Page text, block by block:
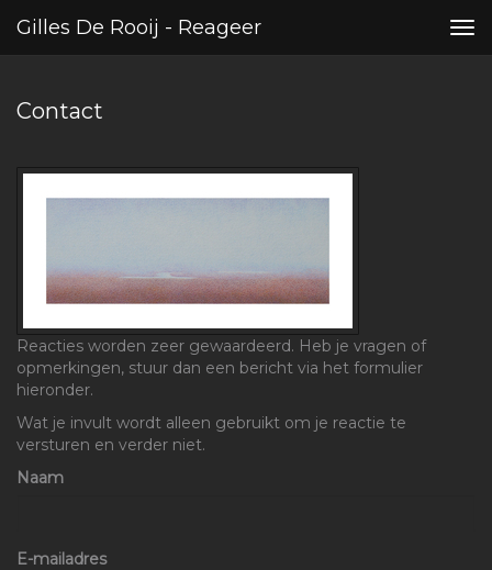
Gilles De Rooij - Reageer
Contact
Reacties worden zeer gewaardeerd. Heb je vragen of
opmerkingen, stuur dan een bericht via het formulier
hieronder.
Wat je invult wordt alleen gebruikt om je reactie te
versturen en verder niet.
Naam
E-mailadres